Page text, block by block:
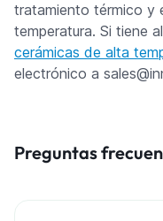
tratamiento térmico y
temperatura. Si tiene
cerámicas de alta
electrónico a
Preguntas